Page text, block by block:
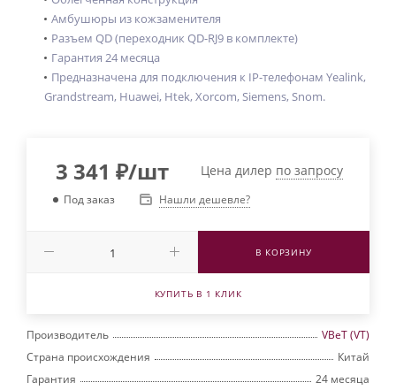
Амбушюры из кожзаменителя
Разъем QD (переходник QD-RJ9 в комплекте)
Гарантия 24 месяца
Предназначена для подключения к IP-телефонам Yealink,
Grandstream, Huawei, Htek, Xorcom, Siemens, Snom.
3 341 ₽/шт Цена дилер по запросу
Под заказ Нашли дешевле?
В КОРЗИНУ
КУПИТЬ В 1 КЛИК
Производитель
VBeT (VT)
Страна происхождения
Китай
Гарантия
24 месяца